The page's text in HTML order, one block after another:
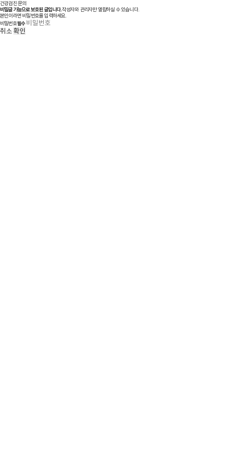
건강검진 문의
비밀글 기능으로 보호된 글입니다.작성자와 관리자만 열람하실 수 있습니다.
본인이라면 비밀번호를 입력하세요.
비밀번호필수
취소